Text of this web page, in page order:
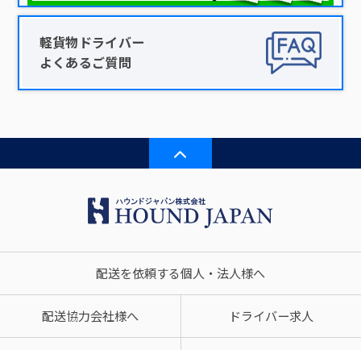
軽貨物ドライバー
よくあるご質問
配送を依頼する個人・法人様へ
配送協力会社様へ ドライバー求人